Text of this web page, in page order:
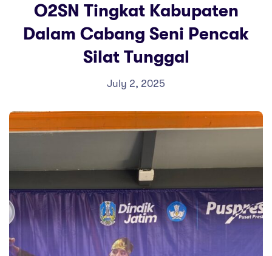
O2SN Tingkat Kabupaten
Dalam Cabang Seni Pencak
Silat Tunggal
July 2, 2025